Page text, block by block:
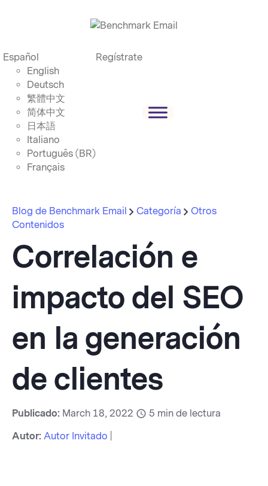
Español
English
Deutsch
繁體中文
简体中文
日本語
Italiano
Português (BR)
Français
Regístrate
Blog de Benchmark Email Categoría
Otros
Contenidos
Correlación e
impacto del SEO
en la generación
de clientes
Publicado: March 18, 2022 5 min de lectura
Autor: Autor Invitado